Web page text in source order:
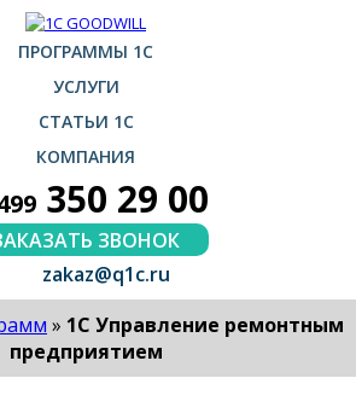
ПРОГРАММЫ 1С
УСЛУГИ
СТАТЬИ 1С
КОМПАНИЯ
350 29 00
ЗВОНОК
zakaz@q1c.ru
» 1С Управление ремонтным
предприятием